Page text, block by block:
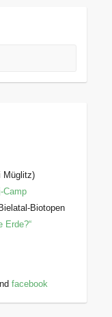
Müglitz)
Camp
Biotopen
Erde?“
facebook